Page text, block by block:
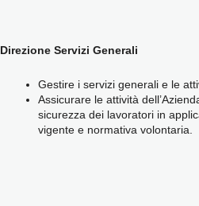
Direzione Servizi Generali
Gestire i servizi generali e le
Assicurare le attività
sicurezza dei lavoratori in
vigente e normativa volontaria.